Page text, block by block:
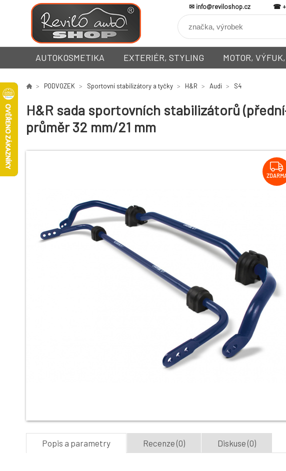
info@reviloshop.cz
AUTOKOSMETIKA EXTERIÉR, STYLING MOTOR,
PODVOZEK Sportovní stabilizátory a tyčky H&R Audi S4
H&R sada sportovních stabilizátorů
průměr 32 mm/21 mm
Popis a parametry Recenze (0) Diskuse (0)